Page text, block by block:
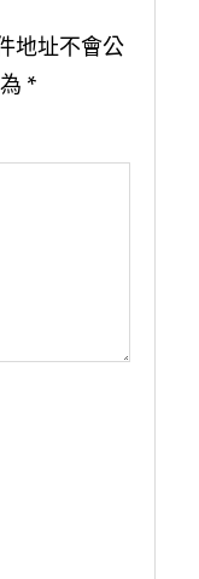
地址不會公
*